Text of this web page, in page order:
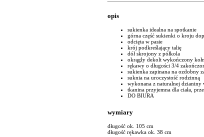
opis
sukienka idealna na spotkanie
górna część sukienki o kroju
odcięta w pasie
krój podkreślający talię
dół skrojony z półkola
okrągły dekolt wykończony
rękawy o długości 3/4
sukienka zapinana na ozdobny
suknia na uroczystość rodzinną
wykonana z naturalnej dzianiny
tkanina przyjemna dla ciała,
DO BIURA
wymiary
długość ok. 105 cm
długość rękawka ok. 38 cm